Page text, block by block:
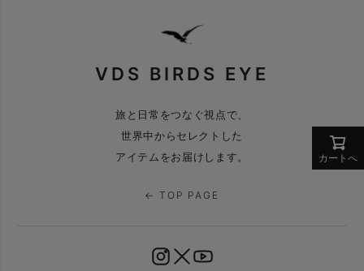
カートへ
VDS BIRDS EYE
旅と日常をつなぐ視点で、
世界中からセレクトした
アイテムをお届けします。
← TOP PAGE